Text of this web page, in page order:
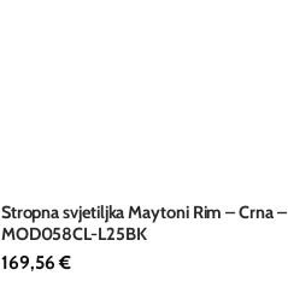
Stropna svjetiljka Maytoni Rim – Crna –
MOD058CL-L25BK
169,56 €